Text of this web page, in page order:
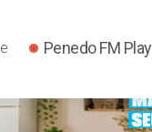
Penedo FM Play